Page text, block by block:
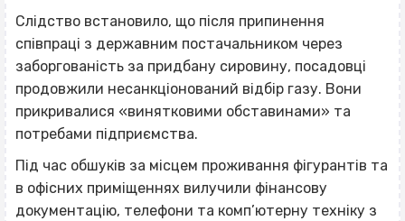
Слідство встановило, що після припинення
співпраці з державним постачальником через
заборгованість за придбану сировину, посадовці
продовжили несанкціонований відбір газу. Вони
прикривалися «винятковими обставинами» та
потребами підприємства.
Під час обшуків за місцем проживання фігурантів та
в офісних приміщеннях вилучили фінансову
документацію, телефони та комп’ютерну техніку з